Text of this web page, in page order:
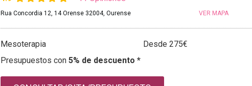
Rua Concordia 12, 14 Orense 32004, Ourense VER MAPA
Mesoterapia
Desde 275€
Presupuestos con 5% de descuento *